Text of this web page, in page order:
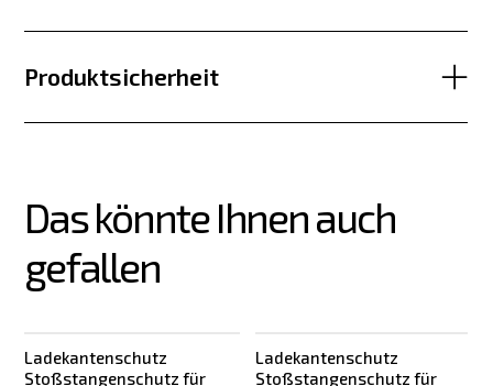
Produktsicherheit
Das könnte Ihnen auch
gefallen
Ladekantenschutz
Stoßstangenschutz für
Ladekantenschutz
Stoßstangenschutz für